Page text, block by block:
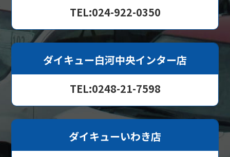
TEL:024-922-0350
ダイキュー白河中央インター店
TEL:0248-21-7598
ダイキューいわき店